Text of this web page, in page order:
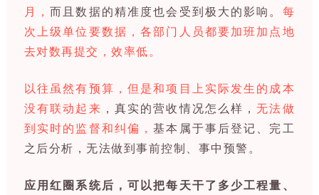
月，而且数据的精准度也会受到极大的影响。 每
次上级单位要数据，各部门人员都要加班加点地
去对数再提交，效率低。
以往虽然有预算，但是和项目上实际发生的成本
没有联动起来 ，真实的营收情况怎么样，无法做
到实时的监督和纠偏，基本属于事后登记、完工
之后分析，无法做到事前控制、事中预警。
应用红圈系统后，可以把每天干了多少工程量、